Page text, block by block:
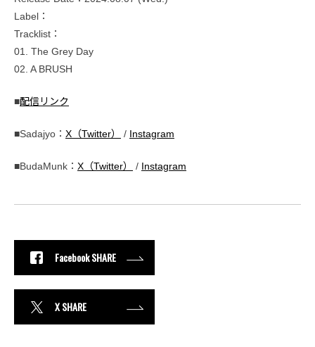
Label：
Tracklist：
01. The Grey Day
02. A BRUSH
■配信リンク
■Sadajyo： X（Twitter） / Instagram
■BudaMunk： X（Twitter） / Instagram
Facebook SHARE
X SHARE